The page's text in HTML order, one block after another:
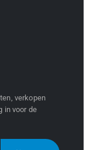
verkopen
in voor de